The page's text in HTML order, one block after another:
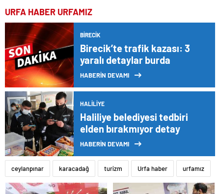
URFA HABER URFAMIZ
BIRECIK
Birecik’te trafik kazası: 3
yaralı detaylar burda
HABERİN DEVAMI
HALILIYE
Haliliye belediyesi tedbiri
elden bırakmıyor detay
HABERİN DEVAMI
ceylanpınar karacadağ turizm Urfa haber urfamız